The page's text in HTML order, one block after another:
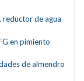
reductor de agua
en pimiento
de almendro